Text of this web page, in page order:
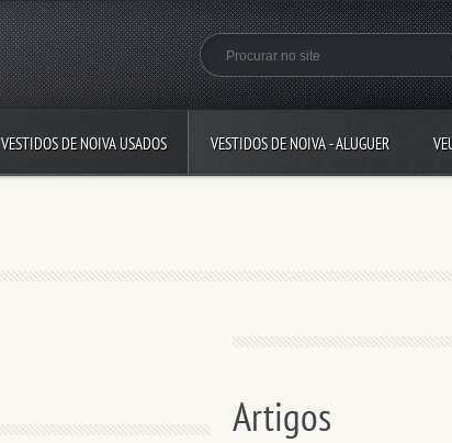
VESTIDOS DE NOIVA USADOS VESTIDOS DE NOIVA - ALUGUER
Artigos